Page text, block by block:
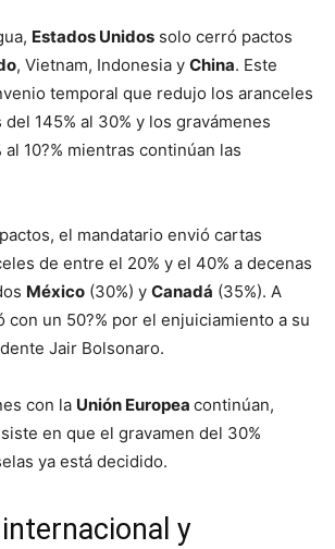
Estados Unidos solo cerró pactos
, Vietnam, Indonesia y China. Este
temporal que redujo los aranceles
145% al 30% y los gravámenes
al 10?% mientras continúan las
el mandatario envió cartas
de entre el 20% y el 40% a decenas
México (30%) y Canadá (35%). A
con un 50?% por el enjuiciamiento a su
Jair Bolsonaro.
con la Unión Europea continúan,
en que el gravamen del 30%
ya está decidido.
y